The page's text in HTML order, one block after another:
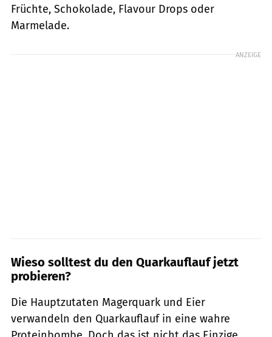
Früchte, Schokolade, Flavour Drops oder
Marmelade.
ANZEIGE
Wieso solltest du den Quarkauflauf jetzt
probieren?
Die Hauptzutaten Magerquark und Eier
verwandeln den Quarkauflauf in eine wahre